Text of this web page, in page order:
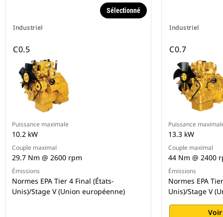
Industriel
Sélectionné
C0.5
Puissance maximale
10.2 kW
Couple maximal
29.7 Nm @ 2600 rpm
Émissions
Normes EPA Tier 4 Final (États-
Unis)/Stage V (Union européenne)
Industriel
C0.7
Puissance
13.3 kW
Couple maximal
44 Nm @ 2400
Émissions
Normes EPA
Unis)/Stage V